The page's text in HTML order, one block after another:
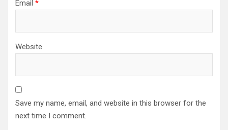
Email *
Website
Save my name, email, and website in this browser for the
next time I comment.